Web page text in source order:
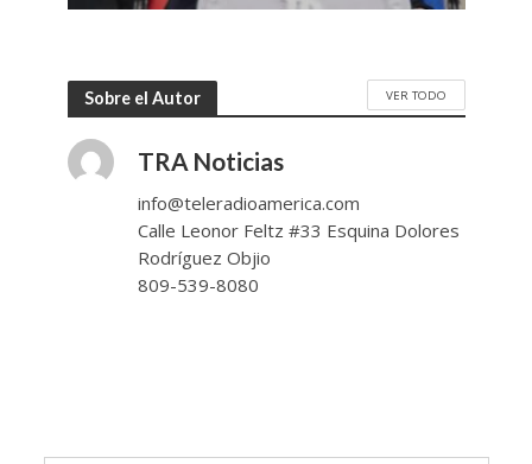
Sobre el Autor VER TODO
TRA Noticias
info@teleradioamerica.com
Calle Leonor Feltz #33 Esquina Dolores
Rodríguez Objio
809-539-8080